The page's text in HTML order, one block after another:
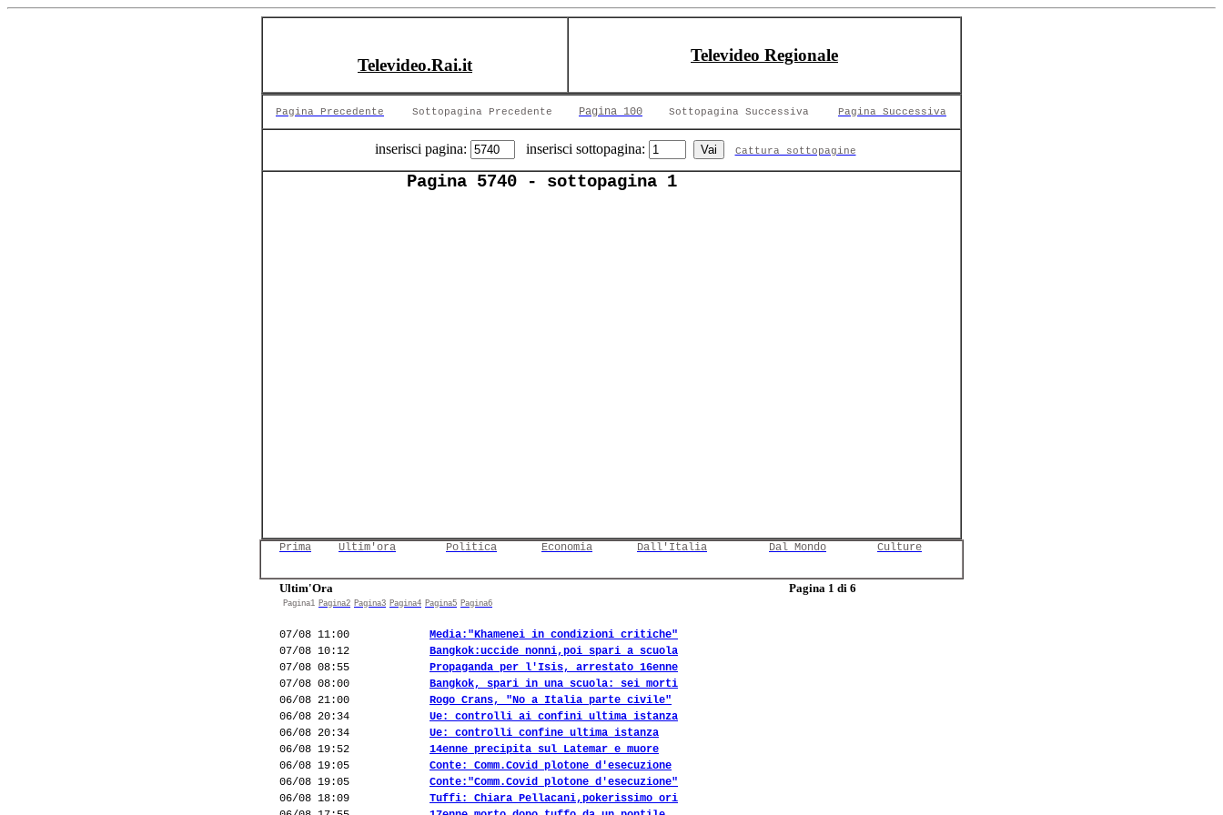
Televideo.Rai.it
Televideo Regionale
Pagina Precedente Sottopagina Precedente Pagina 100 Sottopagina Successiva Pagina Successiva
inserisci pagina: inserisci sottopagina: Cattura sottopagine
Pagina 5740 - sottopagina 1
Prima Ultim'ora Politica Economia Dall'Italia Dal Mondo Culture
Ultim'Ora Pagina 1 di 6
Pagina1 Pagina2 Pagina3 Pagina4 Pagina5 Pagina6
07/08 11:00
Media:"Khamenei in condizioni critiche"
07/08 10:12
Bangkok:uccide nonni,poi spari a scuola
07/08 08:55
Propaganda per l'Isis, arrestato 16enne
07/08 08:00
Bangkok, spari in una scuola: sei morti
06/08 21:00
Rogo Crans, "No a Italia parte civile"
06/08 20:34
Ue: controlli ai confini ultima istanza
06/08 20:34
Ue: controlli confine ultima istanza
06/08 19:52
14enne precipita sul Latemar e muore
06/08 19:05
Conte: Comm.Covid plotone d'esecuzione
06/08 19:05
Conte:"Comm.Covid plotone d'esecuzione"
06/08 18:09
Tuffi: Chiara Pellacani,pokerissimo ori